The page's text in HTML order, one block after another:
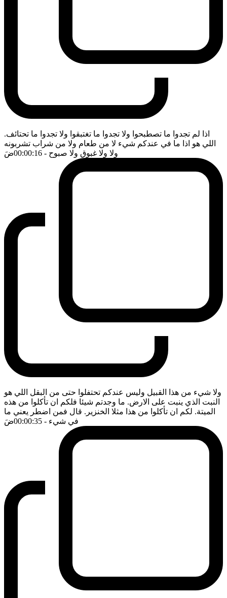
اذا لم تجدوا ما تصطبحوا ولا تجدوا ما تغتبقوا ولا تجدوا ما تحتائف.
اللي هو اذا ما في عندكم شيء لا من طعام ولا من شراب تشربونه
ولا ولا غبوق ولا صبوح - 00:00:16 ضَ
ولا شيء من هذا القبيل وليس عندكم تحتفلوا حتى من البقل اللي هو
النبت الذي ينبت على الارض. ما وجدتم شيئا فلكم ان تأكلوا من هذه
الميتة. لكم ان تأكلوا من هذا مثلا الخنزير. قال فمن اضطر يعني ما
في شيء - 00:00:35 ضَ